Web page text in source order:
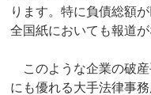
ります。特に負債総額
全国紙においても報道
このような企業の破
にも優れる大手法律事